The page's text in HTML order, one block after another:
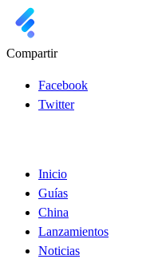
Compartir
Facebook
Twitter
Inicio
Guías
China
Lanzamientos
Noticias